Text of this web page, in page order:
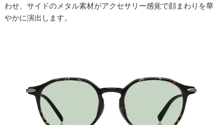
わせ、サイドのメタル素材がアクセサリー感覚で顔まわりを華
やかに演出します。